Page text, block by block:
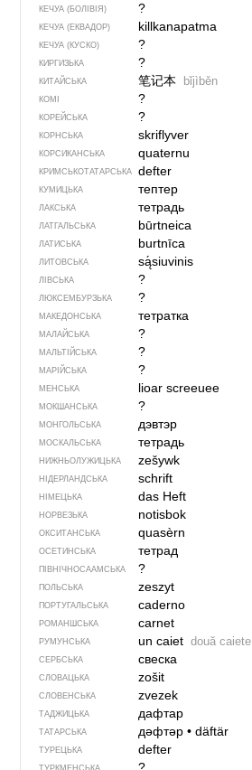
КЕЧУА (БОЛІВІЯ) ?
КЕЧУА (ЕКВАДОР) killkanapatma
КЕЧУА (КУСКО) ?
КИРГИЗЬКА ?
КИТАЙСЬКА 笔记本 bǐjìběn
КОМІ ?
КОРЕЙСЬКА ?
КОРНСЬКА skriflyver
КОРСИКАНСЬКА quaternu
КРИМСЬКОТАТАРСЬКА defter
КУМИЦЬКА тептер
ЛАКСЬКА тетрадь
ЛАТГАЛЬСЬКА būrtneica
ЛАТИСЬКА burtnīca
ЛИТОВСЬКА są́siuvinis
ЛІВСЬКА ?
ЛЮКСЕМБУРЗЬКА ?
МАКЕДОНСЬКА тетратка
МАЛАЙСЬКА ?
МАЛЬТІЙСЬКА ?
МАРІЙСЬКА ?
МЕНСЬКА lioar screeuee
МОКШАНСЬКА ?
МОНГОЛЬСЬКА дэвтэр
МОСКАЛЬСЬКА тетрадь
НИЖНЬОЛУЖИЦЬКА zešywk
НІДЕРЛАНДСЬКА schrift
НІМЕЦЬКА das Heft
НОРВЕЗЬКА notisbok
ОКСИТАНСЬКА quasèrn
ОСЕТИНСЬКА тетрад
ПІВНІЧНОСААМСЬКА ?
ПОЛЬСЬКА zeszyt
ПОРТУГАЛЬСЬКА caderno
РОМАНШСЬКА carnet
РУМУНСЬКА un caiet două caiete
СЕРБСЬКА свеска
СЛОВАЦЬКА zošit
СЛОВЕНСЬКА zvezek
ТАДЖИЦЬКА дафтар
ТАТАРСЬКА дәфтәр• däftär
ТУРЕЦЬКА defter
ТУРКМЕНСЬКА